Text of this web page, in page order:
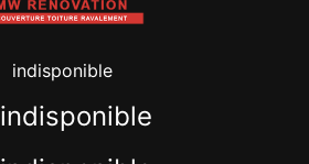
indisponible
indisponible